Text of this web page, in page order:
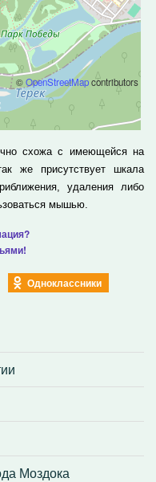
Моздока
©OpenStreetMapcontributors
схожа с имеющейся на
же присутствует шкала
удаления либо
мышью.
Одноклассники